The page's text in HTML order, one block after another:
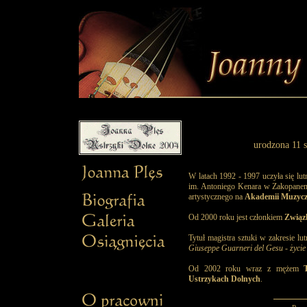
urodzona 11
W latach 1992 - 1997 uczyła się
im. Antoniego Kenara w
artystycznego na Akademii
Od 2000 roku jest członkiem
Tytuł magistra sztuki w zakresie
Giuseppe Guarneri del Gesu -
Od 2002 roku wraz z mężem
Ustrzykach Dolnych.